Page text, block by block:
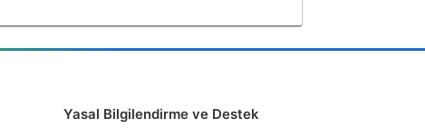
Yasal Bilgilendirme ve Destek